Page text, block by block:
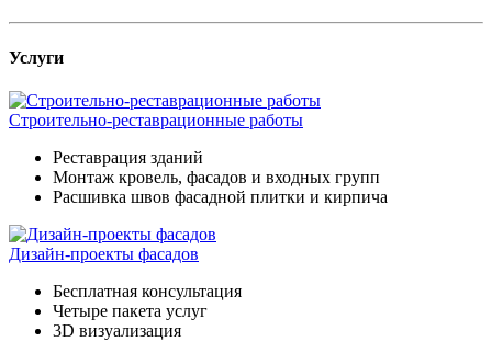
Услуги
Строительно-реставрационные работы
Реставрация зданий
Монтаж кровель, фасадов и входных групп
Расшивка швов фасадной плитки и кирпича
Дизайн-проекты фасадов
Бесплатная консультация
Четыре пакета услуг
3D визуализация